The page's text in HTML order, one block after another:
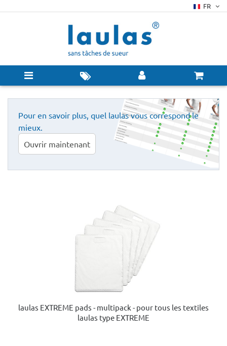
FR
Pour en savoir plus, quel laulas vous correspond le
mieux.
Ouvrir maintenant
laulas EXTREME pads - multipack - pour tous les textiles
laulas type EXTREME